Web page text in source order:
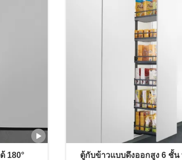
180°
ตู้กับข้าวแบบดึงออกสูง 6 ชั้น